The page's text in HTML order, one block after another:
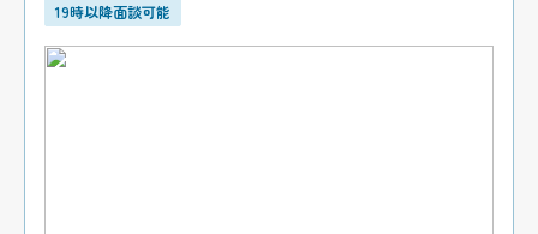
19時以降面談可能